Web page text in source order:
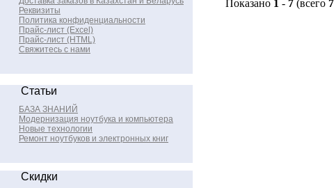
Реквизиты
Политика конфиденциальности
Прайс-лист (Excel)
Прайс-лист (HTML)
Свяжитесь с нами
Статьи
БАЗА ЗНАНИЙ
Модернизация ноутбука и компьютера
Новые технологии
Ремонт ноутбуков и электронных книг
Скидки
Показано 1 - 7 (всего 7